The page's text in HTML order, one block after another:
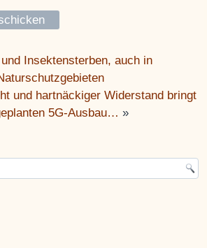
und Insektensterben, auch in
und hartnäckiger Widerstand bringt
5G-Ausbau… »